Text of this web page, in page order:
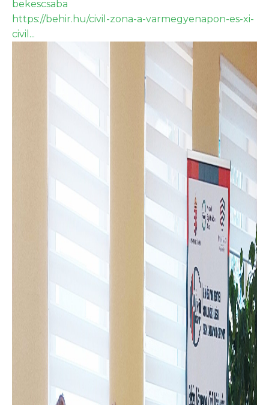
bekescsaba
https://behir.hu/civil-zona-a-varmegyenapon-es-xi-
civil...